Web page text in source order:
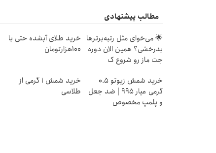
مطالب پیشنهادی
🌟 می‌خوای مثل رتبه‌برترها
بدرخشی؟ همین الان دوره
جت ماز رو شروع ک
خرید طلای آبشده حتی با
۱۰۰هزارتومان
خرید شمش زیوتو ۰.۵
گرمی عیار ۹۹۵ | ضد جعل
و پلمپ مخصوص
خرید شمش 1 گرمی از
طلاسی